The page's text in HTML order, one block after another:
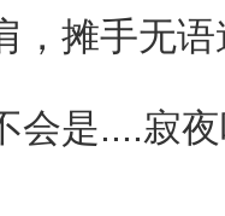
摊手无语
是....寂夜